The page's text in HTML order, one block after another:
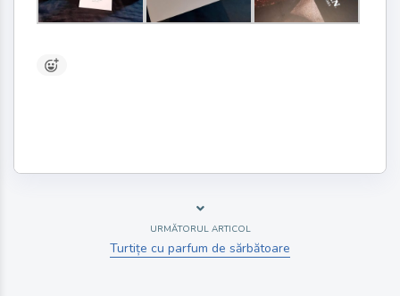
URMĂTORUL ARTICOL
Turtițe cu parfum de sărbătoare